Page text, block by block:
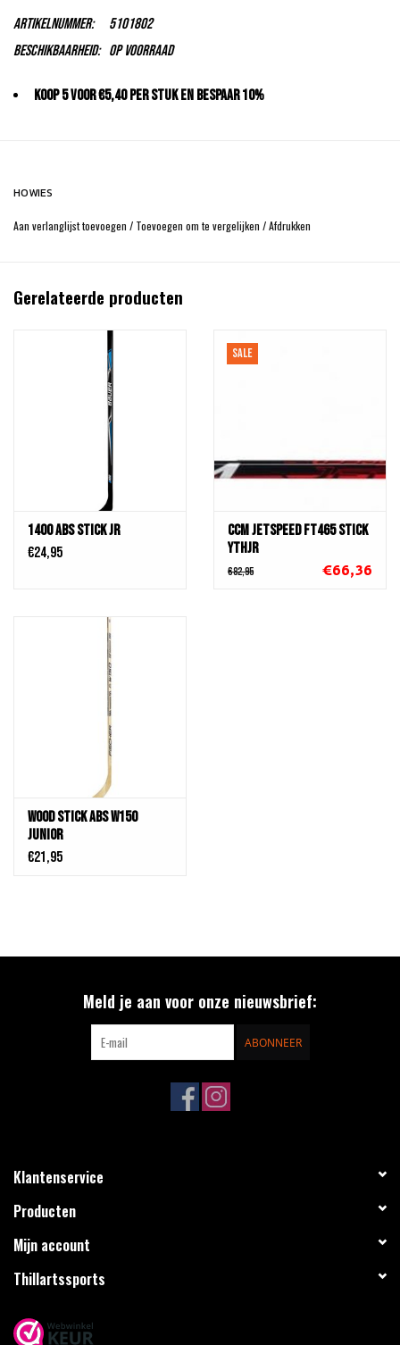
Artikelnummer:
5101802
Beschikbaarheid: Op voorraad
Koop 5 voor €5,40 per stuk en bespaar 10%
HOWIES
Aan verlanglijst toevoegen / Toevoegen om te vergelijken /Afdrukken
Gerelateerde producten
1400 ABS Stick Jr
€24,95
SALE
CCM Jetspeed FT465 Stick
YTHJR
€82,95 €66,36
Wood STICK ABS W150
Junior
€21,95
Meld je aan voor onze nieuwsbrief:
ABONNEER
Klantenservice
Producten
Mijn account
Thillartssports